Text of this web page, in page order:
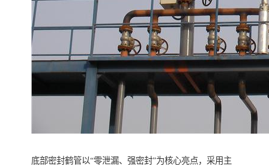
底部密封鹤管以“零泄漏、强密封”为核心亮点，采用主